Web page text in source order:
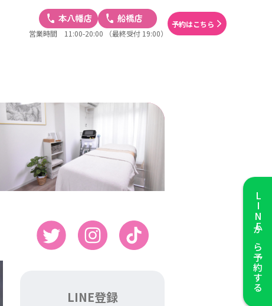
営業時間 11:00-20:00 （最終受付 19:00）
予約はこちら
LINE
から予約する
LINE登録